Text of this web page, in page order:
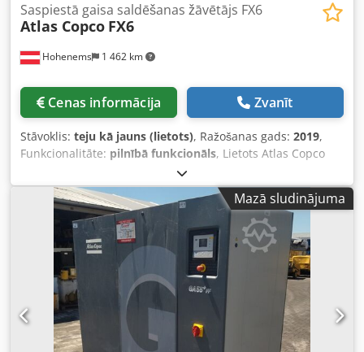
Hohenems 1 462 km
Saspiestā gaisa saldēšanas žāvētājs FX6
Atlas Copco FX6
Cenas informācija Zvanīt
Stāvoklis: teju kā jauns (lietots), Ražošanas gads: 2019,
Funkcionalitāte: pilnībā funkcionāls, Lietots Atlas Copco
FX6 aukstuma žāvētājs. Jauda: 2,34 m3/min. Djdpfozrtbijx
Akmskr Spiediens: 14 bāri. Ražošanas gads: 2019.
Mazā sludinājuma